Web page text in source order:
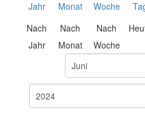
Nach
Jahr
Nach
Monat
Nach
Woche